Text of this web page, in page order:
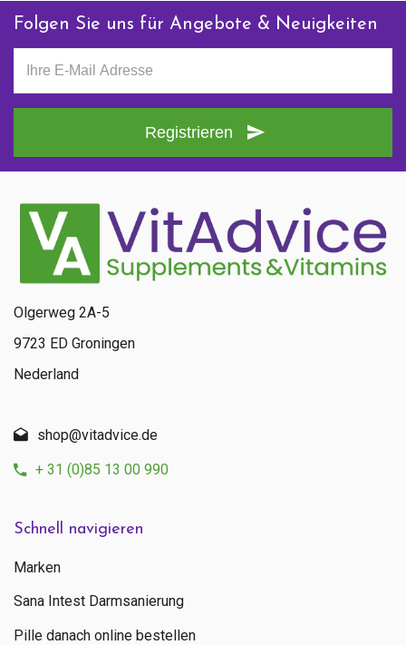
Folgen Sie uns für Angebote & Neuigkeiten
Registrieren
Schnell navigieren
Marken
Sana Intest Darmsanierung
Pille danach online bestellen
Olgerweg 2A-5
9723 ED Groningen
Nederland
shop@vitadvice.de
+ 31 (0)85 13 00 990